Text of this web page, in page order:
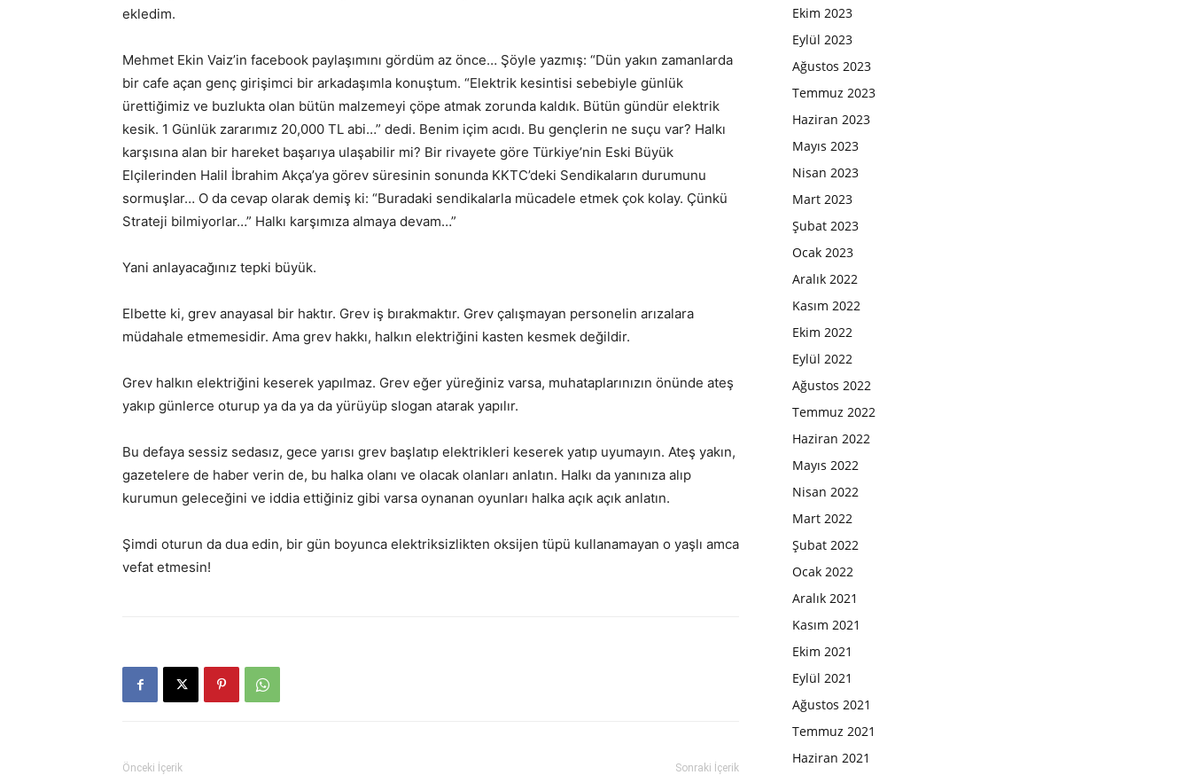
ekledim.
Mehmet Ekin Vaiz’in facebook paylaşımını gördüm az önce… Şöyle yazmış: “Dün yakın zamanlarda
bir cafe açan genç girişimci bir arkadaşımla konuştum. “Elektrik kesintisi sebebiyle günlük
ürettiğimiz ve buzlukta olan bütün malzemeyi çöpe atmak zorunda kaldık. Bütün gündür elektrik
kesik. 1 Günlük zararımız 20,000 TL abi…” dedi. Benim içim acıdı. Bu gençlerin ne suçu var? Halkı
karşısına alan bir hareket başarıya ulaşabilir mi? Bir rivayete göre Türkiye’nin Eski Büyük
Elçilerinden Halil İbrahim Akça’ya görev süresinin sonunda KKTC’deki Sendikaların durumunu
sormuşlar… O da cevap olarak demiş ki: “Buradaki sendikalarla mücadele etmek çok kolay. Çünkü
Strateji bilmiyorlar…” Halkı karşımıza almaya devam…”
Yani anlayacağınız tepki büyük.
Elbette ki, grev anayasal bir haktır. Grev iş bırakmaktır. Grev çalışmayan personelin arızalara
müdahale etmemesidir. Ama grev hakkı, halkın elektriğini kasten kesmek değildir.
Grev halkın elektriğini keserek yapılmaz. Grev eğer yüreğiniz varsa, muhataplarınızın önünde ateş
yakıp günlerce oturup ya da ya da yürüyüp slogan atarak yapılır.
Bu defaya sessiz sedasız, gece yarısı grev başlatıp elektrikleri keserek yatıp uyumayın. Ateş yakın,
gazetelere de haber verin de, bu halka olanı ve olacak olanları anlatın. Halkı da yanınıza alıp
kurumun geleceğini ve iddia ettiğiniz gibi varsa oynanan oyunları halka açık açık anlatın.
Şimdi oturun da dua edin, bir gün boyunca elektriksizlikten oksijen tüpü kullanamayan o yaşlı amca
vefat etmesin!
Önceki İçerik Sonraki İçerik
Ekim 2023
Eylül 2023
Ağustos 2023
Temmuz 2023
Haziran 2023
Mayıs 2023
Nisan 2023
Mart 2023
Şubat 2023
Ocak 2023
Aralık 2022
Kasım 2022
Ekim 2022
Eylül 2022
Ağustos 2022
Temmuz 2022
Haziran 2022
Mayıs 2022
Nisan 2022
Mart 2022
Şubat 2022
Ocak 2022
Aralık 2021
Kasım 2021
Ekim 2021
Eylül 2021
Ağustos 2021
Temmuz 2021
Haziran 2021